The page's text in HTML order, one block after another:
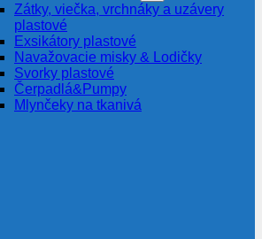
Zátky, viečka, vrchnáky a uzávery
plastové
Exsikátory plastové
Navažovacie misky & Lodičky
Svorky plastové
Čerpadlá&Pumpy
Mlynčeky na tkanivá